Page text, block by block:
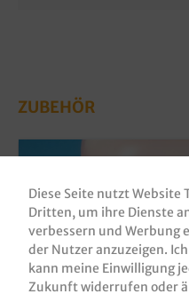
ZUBEHÖR
Diese Seite nutzt Website
Dritten, um ihre Dienste
verbessern und Werbung
der Nutzer anzuzeigen.
kann meine Einwilligung
Zukunft widerrufen oder